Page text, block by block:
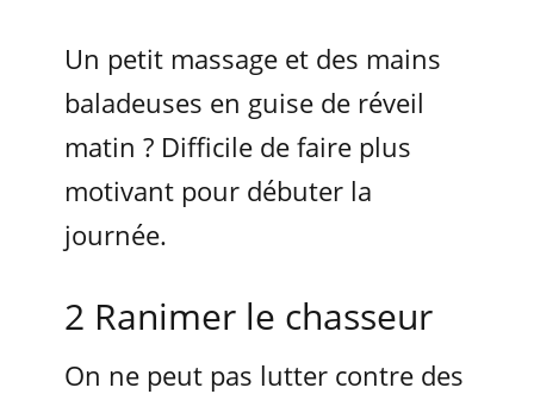
Un petit massage et des mains
baladeuses en guise de réveil
matin ? Difficile de faire plus
motivant pour débuter la
journée.
2 Ranimer le chasseur
On ne peut pas lutter contre des